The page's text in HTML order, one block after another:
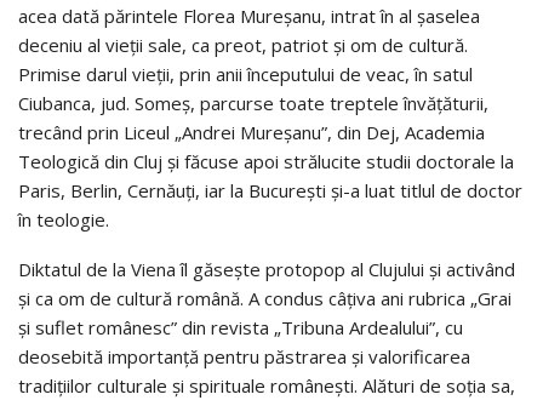
acea dată părintele Florea Mureşanu, intrat în al şaselea
deceniu al vieţii sale, ca preot, patriot şi om de cultură.
Primise darul vieţii, prin anii începutului de veac, în satul
Ciubanca, jud. Someş, parcurse toate treptele învăţăturii,
trecând prin Liceul „Andrei Mureşanu”, din Dej, Academia
Teologică din Cluj şi făcuse apoi strălucite studii doctorale la
Paris, Berlin, Cernăuţi, iar la Bucureşti şi-a luat titlul de doctor
în teologie.
Diktatul de la Viena îl găseşte protopop al Clujului şi activând
şi ca om de cultură română. A condus câţiva ani rubrica „Grai
şi suflet românesc” din revista „Tribuna Ardealului”, cu
deosebită importanţă pentru păstrarea şi valorificarea
tradiţiilor culturale şi spirituale româneşti. Alături de soţia sa,